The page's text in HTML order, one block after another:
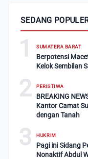
SEDANG
1 SUMATERA BARAT
Berpotensi
Kelok Sembilan
2 PERISTIWA
BREAKING
Kantor Camat
dengan Tanah
3 HUKRIM
Pagi ini Sidang
Nonaktif Abdul